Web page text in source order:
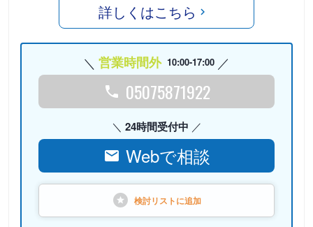
詳しくはこちら
営業時間外 10:00-17:00
05075871922
24時間受付中
Webで相談
検討リストに追加